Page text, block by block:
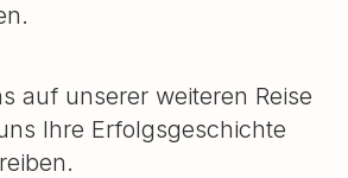
auf unserer weiteren Reise
Ihre Erfolgsgeschichte